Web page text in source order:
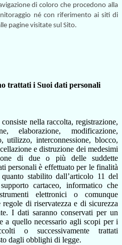
di coloro che procedono alla
né con riferimento ai siti di
pagine visitate sul Sito.
trattati i Suoi dati personali
nella raccolta, registrazione,
elaborazione, modificazione,
utilizzo, interconnessione, blocco,
e distruzione dei medesimi
di due o più delle suddette
personali è effettuato per le finalità
stabilito dall’articolo 11 del
cartaceo, informatico che
elettronici o comunque
di riservatezza e di sicurezza
I dati saranno conservati per un
a quello necessario agli scopi per i
o successivamente trattati
dagli obblighi di legge.